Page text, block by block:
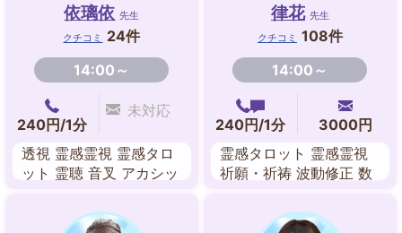
依璃依 先生
クチコミ
24件
14:00～
240円/1分
未対応
透視 霊感霊視 霊感タロ
ット 霊聴 音叉 アカシッ
アル チャネリング
律花 先生
クチコミ 108件
14:00～
240円/1分
3000円
霊感タロット 霊感霊視
祈願・祈祷 波動修正 数
ャネリング 遠隔ヒーリ